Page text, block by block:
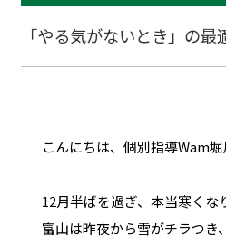
「やる気がないとき」の最
こんにちは、個別指導Wam堀
12月半ばを過ぎ、本当寒くな
富山は昨夜から雪がチラつき